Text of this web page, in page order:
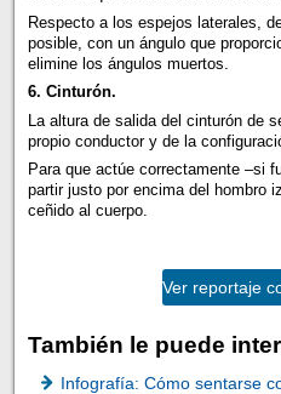
Respecto a los espejos laterales,
posible, con un ángulo que
elimine los ángulos muertos.
6. Cinturón.
La altura de salida del cinturón de
propio conductor y de la
Para que actúe correctamente –si
partir justo por encima del hombro
ceñido al cuerpo.
Ver reportaje
También le puede
Infografía: Cómo sentarse